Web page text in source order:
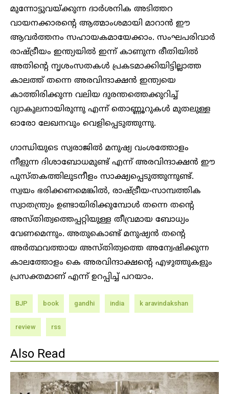
മുന്നോട്ടുവയ്ക്കുന്ന ദാർശനിക അടിത്തറ
വായനക്കാരന്റെ ആത്മാംശമായി മാറാൻ ഈ
ആവർത്തനം സഹായകമായേക്കാം. സംഘപരിവാർ
രാഷ്ട്രീയം ഇന്ത്യയിൽ ഇന്ന് കാണുന്ന രീതിയിൽ
അതിന്റെ നൃശംസതകൾ പ്രകടമാക്കിയിട്ടില്ലാത്ത
കാലത്ത് തന്നെ അരവിന്ദാക്ഷൻ ഇന്ത്യയെ
കാത്തിരിക്കുന്ന വലിയ ദുരന്തത്തെക്കുറിച്ച്
വ്യാകുലനായിരുന്നു എന്ന് തൊണ്ണൂറുകൾ മുതലുള്ള
ഓരോ ലേഖനവും വെളിപ്പെടുത്തുന്നു.
ഗാന്ധിയുടെ സ്വരാജിൽ മനുഷ്യ വംശത്തോളം
നീളുന്ന ദിശാബോധമുണ്ട് എന്ന് അരവിന്ദാക്ഷൻ ഈ
പുസ്തകത്തിലുടനീളം സാക്ഷ്യപ്പെടുത്തുന്നുണ്ട്.
സ്വയം ഭരിക്കണമെങ്കിൽ, രാഷ്ട്രീയ-സാമ്പത്തിക
സ്വാതന്ത്ര്യം ഉണ്ടായിരിക്കുമ്പോൾ തന്നെ തന്റെ
അസ്തിത്വത്തെപ്പറ്റിയുള്ള തീവ്രമായ ബോധ്യം
വേണമെന്നും. അതുകൊണ്ട് മനുഷ്യൻ തന്റെ
അർത്ഥവത്തായ അസ്തിത്വത്തെ അന്വേഷിക്കുന്ന
കാലത്തോളം കെ അരവിന്ദാക്ഷന്റെ എഴുത്തുകളും
പ്രസക്തമാണ് എന്ന് ഉറപ്പിച്ച് പറയാം.
BJP book gandhi india k aravindakshan
review rss
Also Read